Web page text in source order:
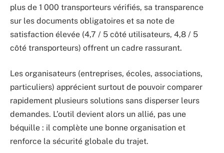
plus de 1 000 transporteurs vérifiés, sa transparence
sur les documents obligatoires et sa note de
satisfaction élevée (4,7 / 5 côté utilisateurs, 4,8 / 5
côté transporteurs) offrent un cadre rassurant.
Les organisateurs (entreprises, écoles, associations,
particuliers) apprécient surtout de pouvoir comparer
rapidement plusieurs solutions sans disperser leurs
demandes. L’outil devient alors un allié, pas une
béquille : il complète une bonne organisation et
renforce la sécurité globale du trajet.